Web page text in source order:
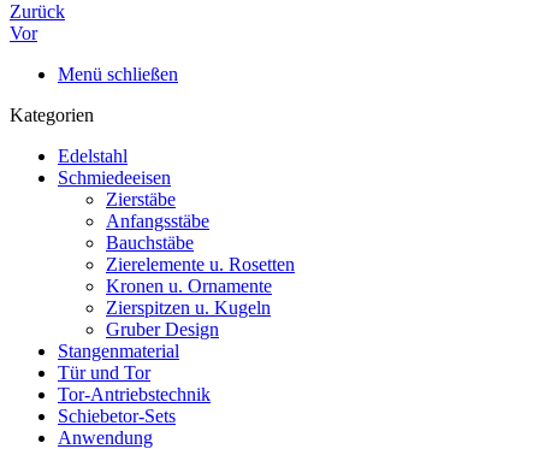
Zurück
Vor
Menü schließen
Kategorien
Edelstahl
Schmiedeeisen
Zierstäbe
Anfangsstäbe
Bauchstäbe
Zierelemente u. Rosetten
Kronen u. Ornamente
Zierspitzen u. Kugeln
Gruber Design
Stangenmaterial
Tür und Tor
Tor-Antriebstechnik
Schiebetor-Sets
Anwendung